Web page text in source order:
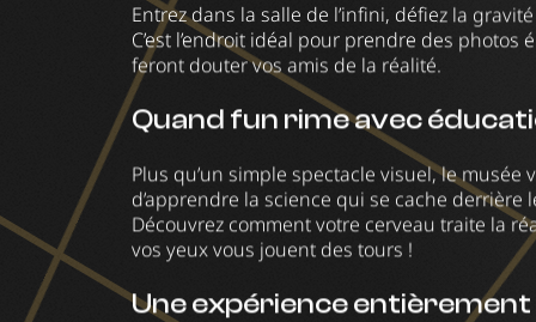
Entrez dans la salle de l’infini, défiez la
C’est l’endroit idéal pour prendre des photos
feront douter vos amis de la réalité.
Quand fun rime avec
Plus qu’un simple spectacle visuel, le musée
d’apprendre la science qui se cache derrière
Découvrez comment votre cerveau traite la
vos yeux vous jouent des tours !
Une expérience